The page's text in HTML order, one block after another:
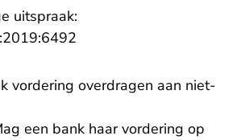
uitspraak:
vordering overdragen aan niet-
een bank haar vordering op